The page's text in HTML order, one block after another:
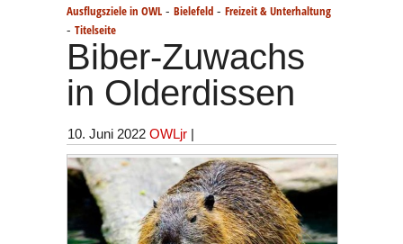
Ausflugsziele in OWL - Bielefeld - Freizeit & Unterhaltung
- Titelseite
Biber-Zuwachs
in Olderdissen
10. Juni 2022 OWLjr |